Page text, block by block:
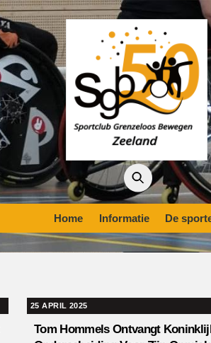
Home Informatie De
25 APRIL 2025
Tom Hommels Ontvangt